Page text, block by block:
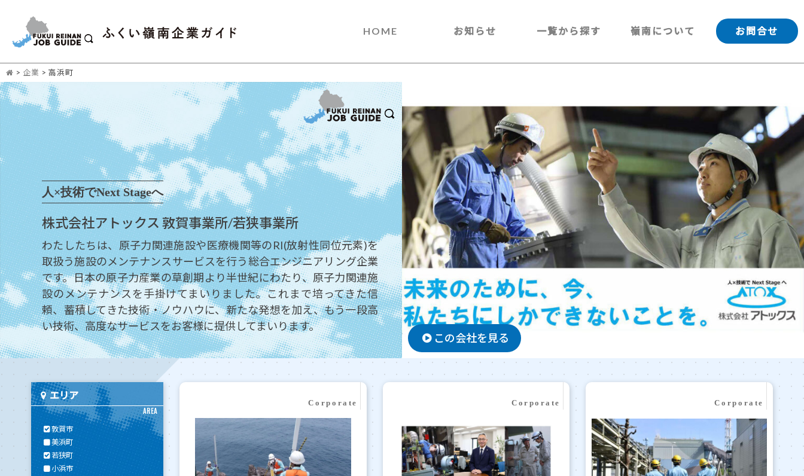
HOME お知らせ 一覧から探す 嶺南について お問合せ
> 企業 > 高浜町
人×技術でNext Stageへ
株式会社アトックス 敦賀事業所/若狭事業所
わたしたちは、原子力関連施設や医療機関等のRI(放射性同位元素)を
取扱う施設のメンテナンスサービスを行う総合エンジニアリング企業
です。日本の原子力産業の草創期より半世紀にわたり、原子力関連施
設のメンテナンスを手掛けてまいりました。これまで培ってきた信
頼、蓄積してきた技術・ノウハウに、新たな発想を加え、もう一段高
い技術、高度なサービスをお客様に提供してまいります。
この会社を見る
エリア
AREA
敦賀市
美浜町
若狭町
小浜市